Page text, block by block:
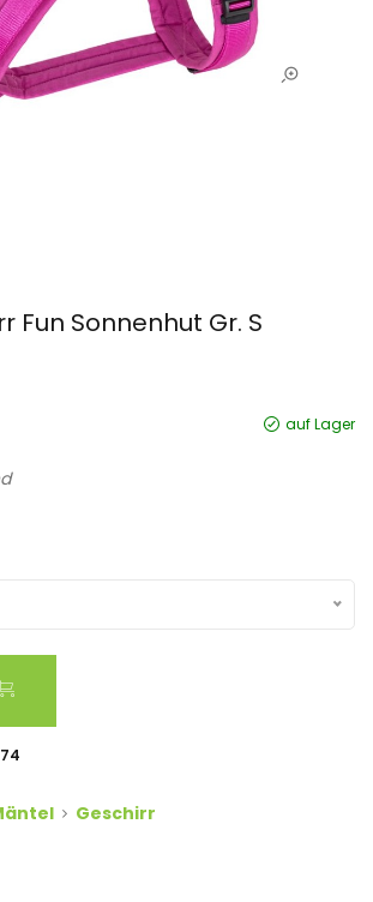
Fun Sonnenhut Gr. S
auf Lager
Geschirr